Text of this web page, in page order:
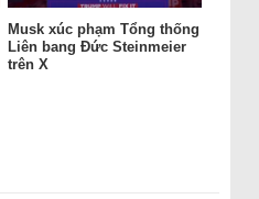
Musk xúc phạm Tổng thống
Liên bang Đức Steinmeier
trên X